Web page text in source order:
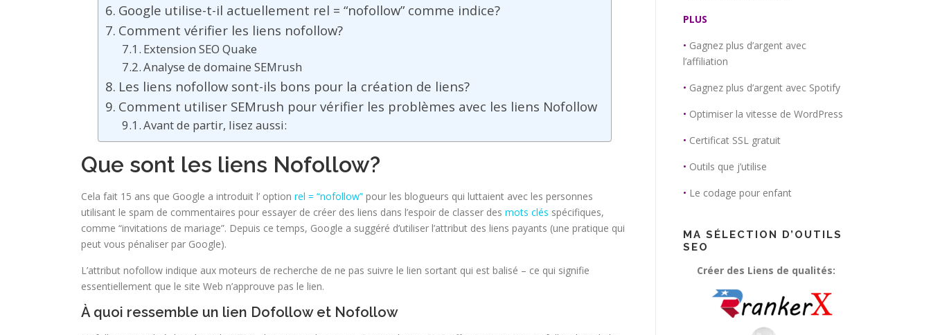
Google utilise-t-il actuellement rel = “nofollow” comme indice?
Comment vérifier les liens nofollow?
Extension SEO Quake
Analyse de domaine SEMrush
Les liens nofollow sont-ils bons pour la création de liens?
Comment utiliser SEMrush pour vérifier les problèmes avec les liens Nofollow
Avant de partir, lisez aussi:
Que sont les liens Nofollow?
Cela fait 15 ans que Google a introduit l’ option rel = “nofollow” pour les blogueurs qui luttaient avec les personnes
utilisant le spam de commentaires pour essayer de créer des liens dans l’espoir de classer des mots clés spécifiques,
comme “invitations de mariage”. Depuis ce temps, Google a suggéré d’utiliser l’attribut des liens payants (une pratique qui
peut vous pénaliser par Google).
L’attribut nofollow indique aux moteurs de recherche de ne pas suivre le lien sortant qui est balisé – ce qui signifie
essentiellement que le site Web n’approuve pas le lien.
À quoi ressemble un lien Dofollow et Nofollow
PLUS
• Gagnez plus d’argent avec
l’affiliation
• Gagnez plus d’argent avec Spotify
• Optimiser la vitesse de WordPress
• Certificat SSL gratuit
• Outils que j’utilise
• Le codage pour enfant
MA SÉLECTION D’OUTILS
SEO
Créer des Liens de qualités: